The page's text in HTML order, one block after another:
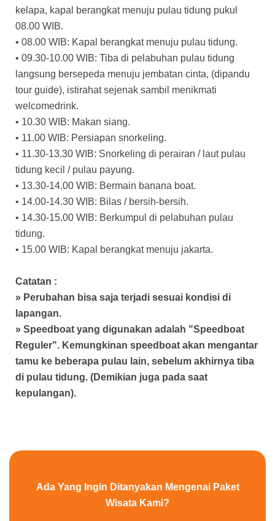
kelapa, kapal berangkat menuju pulau tidung pukul
08.00 WIB.
• 08.00 WIB: Kapal berangkat menuju pulau tidung.
• 09.30-10.00 WIB: Tiba di pelabuhan pulau tidung
langsung bersepeda menuju jembatan cinta, (dipandu
tour guide), istirahat sejenak sambil menikmati
welcomedrink.
• 10.30 WIB: Makan siang.
• 11.00 WIB: Persiapan snorkeling.
• 11.30-13.30 WIB: Snorkeling di perairan / laut pulau
tidung kecil / pulau payung.
• 13.30-14.00 WIB: Bermain banana boat.
• 14.00-14.30 WIB: Bilas / bersih-bersih.
• 14.30-15.00 WIB: Berkumpul di pelabuhan pulau
tidung.
• 15.00 WIB: Kapal berangkat menuju jakarta.
Catatan :
» Perubahan bisa saja terjadi sesuai kondisi di
lapangan.
» Speedboat yang digunakan adalah "Speedboat
Reguler". Kemungkinan speedboat akan mengantar
tamu ke beberapa pulau lain, sebelum akhirnya tiba
di pulau tidung. (Demikian juga pada saat
kepulangan).
Ada Yang Ingin Ditanyakan Mengenai Paket
Wisata Kami?